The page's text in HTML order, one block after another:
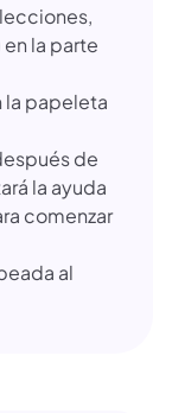
en la parte
la papeleta
de
la ayuda
comenzar
al